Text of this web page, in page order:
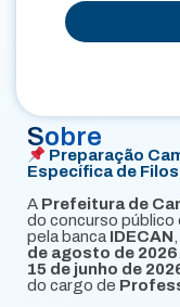
Sobre
Preparação
Específica de
A Prefeitura de
do concurso público
pela banca IDECAN
de agosto de 2026
15 de junho de
do cargo de